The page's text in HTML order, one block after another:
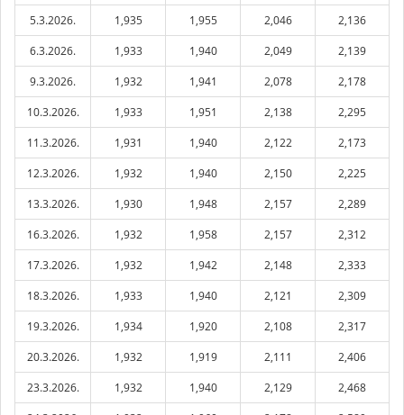
5.3.2026.
1,935 1,955 2,046
2,136
6.3.2026.
1,933 1,940 2,049
2,139
9.3.2026.
1,932 1,941 2,078
2,178
10.3.2026.
1,933 1,951 2,138
2,295
11.3.2026.
1,931 1,940 2,122
2,173
12.3.2026.
1,932 1,940 2,150
2,225
13.3.2026.
1,930 1,948 2,157
2,289
16.3.2026.
1,932 1,958 2,157
2,312
17.3.2026.
1,932 1,942 2,148
2,333
18.3.2026.
1,933 1,940 2,121
2,309
19.3.2026.
1,934 1,920 2,108
2,317
20.3.2026.
1,932 1,919 2,111
2,406
23.3.2026.
1,932 1,940 2,129
2,468